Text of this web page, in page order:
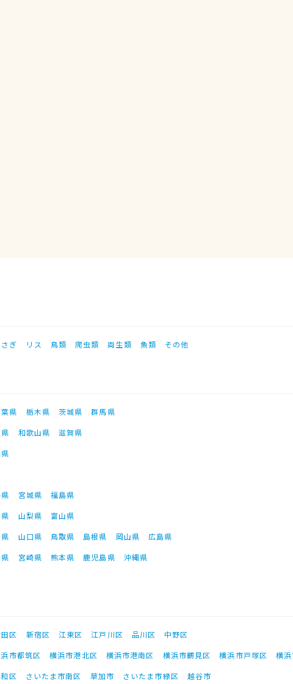
さぎ リス 鳥類 爬虫類 両生類 魚類 その他
県 栃木県 茨城県
群馬県
和歌山県
滋賀県
宮城県
福島県
山梨県
富山県
山口県 鳥取県 島根県 岡山県
広島県
宮崎県 熊本県 鹿児島県 沖縄県
区 新宿区 江東区 江戸川区 品川区
中野区
市都筑区 横浜市港北区 横浜市港南区 横浜市鶴見区 横浜市戸塚区
横
区 さいたま市南区 草加市 さいたま市緑区
越谷市